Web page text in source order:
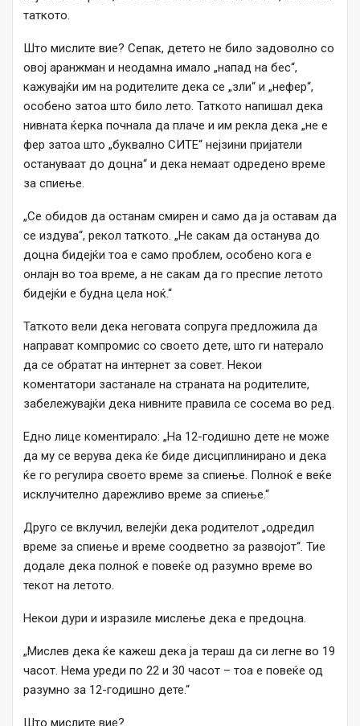
таткото.
Што мислите вие? Сепак, детето не било задоволно со
овој аранжман и неодамна имало „напад на бес“,
кажувајќи им на родителите дека се „зли“ и „нефер“,
особено затоа што било лето. Таткото напишал дека
нивната ќерка почнала да плаче и им рекла дека „не е
фер затоа што „буквално СИТЕ“ нејзини пријатели
остануваат до доцна“ и дека немаат одредено време
за спиење.
„Се обидов да останам смирен и само да ја оставам да
се издува“, рекол таткото. „Не сакам да останува до
доцна бидејќи тоа е само проблем, особено кога е
онлајн во тоа време, а не сакам да го преспие летото
бидејќи е будна цела ноќ.“
Таткото вели дека неговата сопруга предложила да
направат компромис со своето дете, што ги натерало
да се обратат на интернет за совет. Некои
коментатори застанале на страната на родителите,
забележувајќи дека нивните правила се сосема во ред.
Едно лице коментирало: „На 12-годишно дете не може
да му се верува дека ќе биде дисциплинирано и дека
ќе го регулира своето време за спиење. Полноќ е веќе
исклучително дарежливо време за спиење.“
Друго се вклучил, велејќи дека родителот „одредил
време за спиење и време соодветно за развојот“. Тие
додале дека полноќ е повеќе од разумно време во
текот на летото.
Некои дури и изразиле мислење дека е предоцна.
„Мислев дека ќе кажеш дека ја тераш да си легне во 19
часот. Нема уреди по 22 и 30 часот – тоа е повеќе од
разумно за 12-годишно дете.“
Што мислите вие?